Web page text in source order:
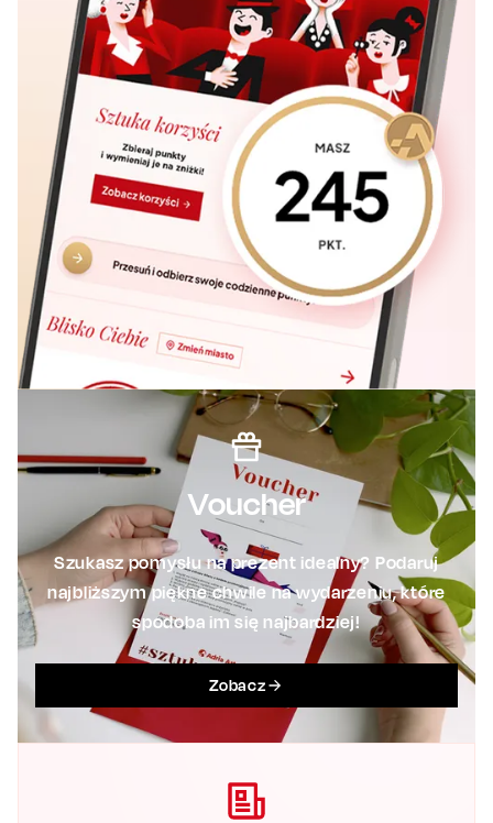
Voucher
Szukasz pomysłu na prezent idealny? Podaruj
najbliższym piękne chwile na wydarzeniu, które
spodoba im się najbardziej!
Zobacz